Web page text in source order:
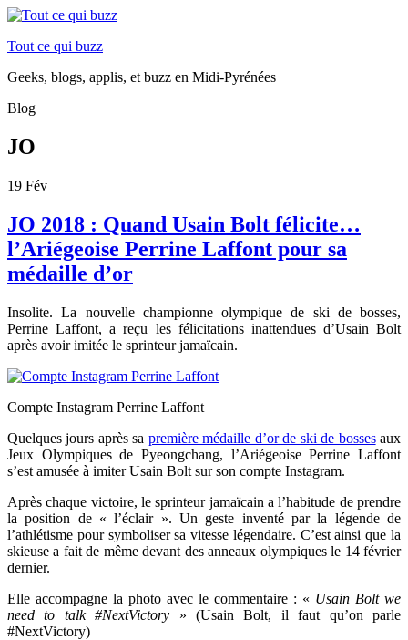
Tout ce qui buzz
Geeks, blogs, applis, et buzz en Midi-Pyrénées
Blog
JO
19 Fév
JO 2018 : Quand Usain Bolt félicite…
l’Ariégeoise Perrine Laffont pour sa
médaille d’or
Insolite. La nouvelle championne olympique de ski de bosses,
Perrine Laffont, a reçu les félicitations inattendues d’Usain Bolt
après avoir imitée le sprinteurjamaïcain.
Compte Instagram Perrine Laffont
Quelques jours après sa première médaille d’or de ski de bossesaux
Jeux Olympiques de Pyeongchang, l’Ariégeoise Perrine Laffont
s’est amusée à imiter Usain Bolt sur son compte Instagram.
Après chaque victoire, le sprinteur jamaïcain a l’habitude de prendre
la position de « l’éclair ». Un geste inventé par la légende de
l’athlétisme pour symboliser sa vitesse légendaire. C’est ainsi que la
skieuse a fait de même devant des anneaux olympiques le 14 février
dernier.
Elle accompagne la photo avec le commentaire : « Usain Bolt we
need to talk#NextVictory » (Usain Bolt, il faut qu’on parle
#NextVictory)